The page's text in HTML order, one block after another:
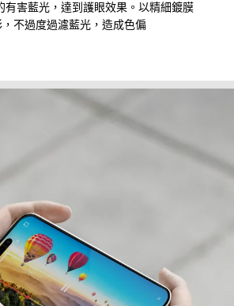
有害藍光，達到護眼效果。以精細鍍膜
不過度過濾藍光，造成色偏